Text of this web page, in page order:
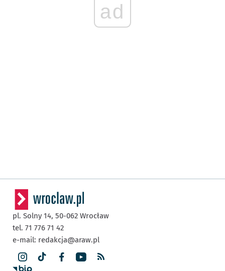
ad
pl. Solny 14, 50-062 Wrocław
tel. 71 776 71 42
e-mail: redakcja@araw.pl